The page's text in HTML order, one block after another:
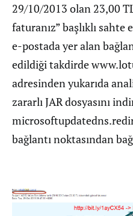
29/10/2013 olan 23,00
faturanız” başlıklı
e-postada yer alan
edildiği takdirde
adresinden yukarıda
zararlı JAR dosyasını
bağlantı noktasından